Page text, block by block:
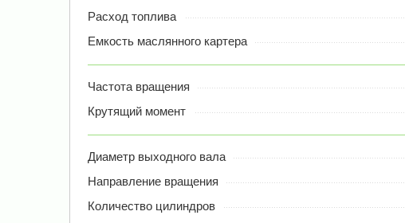
Расход топлива
Емкость маслянного картера
Частота вращения
Крутящий момент
Диаметр выходного вала
Направление вращения
Количество цилиндров